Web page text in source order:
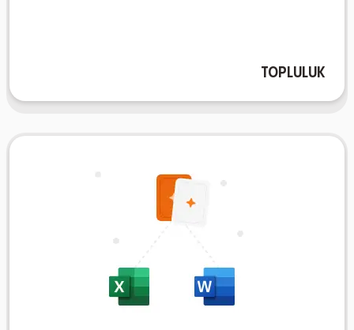
Topluluk
AIFlash.Cards topluluğuna katılın ve işbirlikçi bir